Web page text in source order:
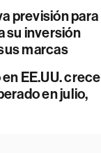
previsión para
su inversión
marcas
EE.UU. crece
en julio,